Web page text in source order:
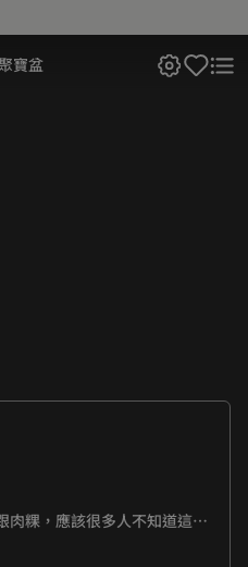
寶盆
肉粿，應該很多人不知道這個